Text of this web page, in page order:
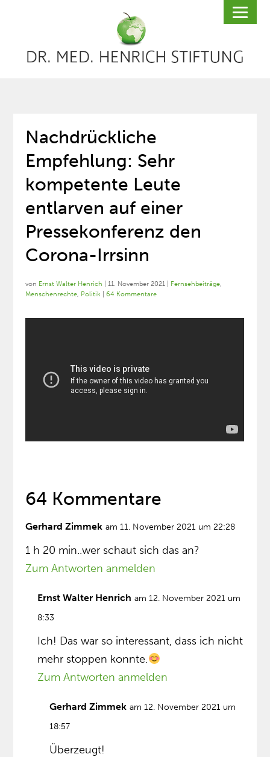
Nachdrückliche
Empfehlung: Sehr
kompetente Leute
entlarven auf einer
Pressekonferenz den
Corona-Irrsinn
von Ernst Walter Henrich |11. November 2021 Fernsehbeiträge,
Menschenrechte, Politik |64 Kommentare
64 Kommentare
Gerhard Zimmek am 11. November 2021 um 22:28
1 h 20 min..wer schaut sich das an?
Zum Antworten anmelden
Ernst Walter Henrich am 12. November 2021 um
8:33
Ich! Das war so interessant, dass ich nicht
mehr stoppen konnte.
Zum Antworten anmelden
Gerhard Zimmek am 12. November 2021 um
18:57
Überzeugt!